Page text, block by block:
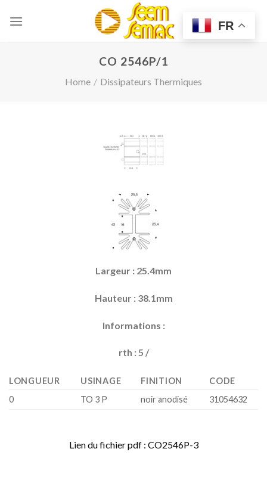
CO 2546P/1
Home / Dissipateurs Thermiques
Largeur : 25.4mm
Hauteur : 38.1mm
Informations :
rth : 5 /
LONGUEUR USINAGE FINITION
CODE
0
TO 3 P noir anodisé 31054632
Lien du fichier pdf : CO2546P-3
FR